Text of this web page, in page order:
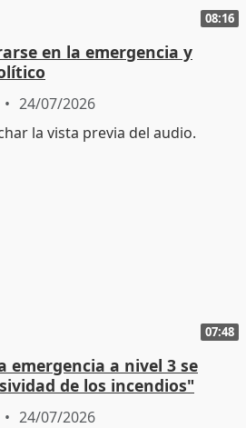
08:16
en la emergencia y
24/07/2026
07:48
emergencia a nivel 3 se
de los incendios"
24/07/2026